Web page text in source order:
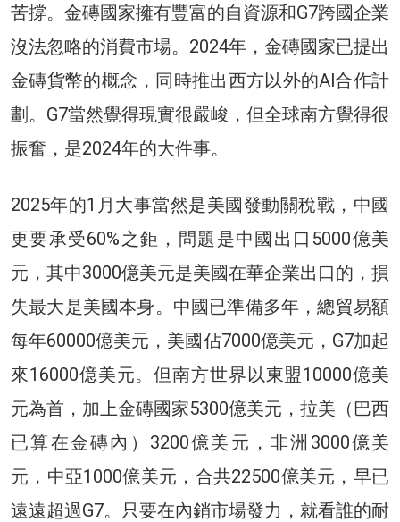
苦撐。金磚國家擁有豐富的自資源和G7跨國企業
沒法忽略的消費市場。2024年，金磚國家已提出
金磚貨幣的概念，同時推出西方以外的Al合作計
劃。G7當然覺得現實很嚴峻，但全球南方覺得很
振奮，是2024年的大件事。
2025年的1月大事當然是美國發動關稅戰，中國
更要承受60%之鉅，問題是中國出口5000億美
元，其中3000億美元是美國在華企業出口的，損
失最大是美國本身。中國已準備多年，總貿易額
每年60000億美元，美國佔7000億美元，G7加起
來16000億美元。但南方世界以東盟10000億美
元為首，加上金磚國家5300億美元，拉美（巴西
已算在金磚內）3200億美元，非洲3000億美
元，中亞1000億美元，合共22500億美元，早已
遠遠超過G7。只要在內銷市場發力，就看誰的耐